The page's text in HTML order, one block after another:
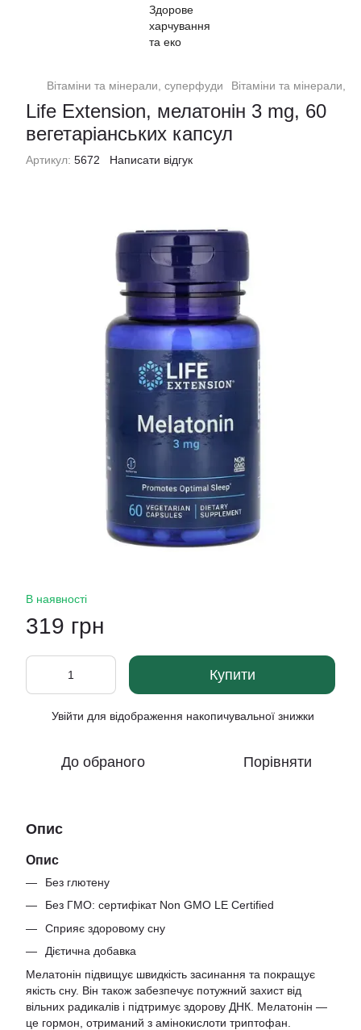
Вітаміни та мінерали, суперфуди Вітаміни та мінерали,
Life Extension, мелатонін 3 mg, 60
вегетаріанських капсул
Артикул: 5672 Написати відгук
В наявності
319 грн
Купити
Увійти для відображення накопичувальної знижки
До обраного Порівняти
Опис
Опис
Без глютену
Без ГМО: сертифікат Non GMO LE Certified
Сприяє здоровому сну
Дієтична добавка
Мелатонін підвищує швидкість засинання та покращує
якість сну. Він також забезпечує потужний захист від
вільних радикалів і підтримує здорову ДНК. Мелатонін —
це гормон, отриманий з амінокислоти триптофан.